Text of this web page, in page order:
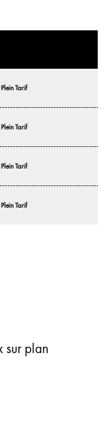
Tarif
Tarif
Tarif
Tarif
sur plan